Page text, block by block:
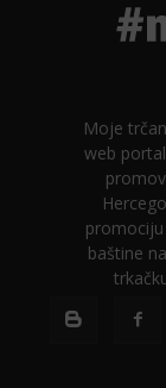
Moje
web
baštine